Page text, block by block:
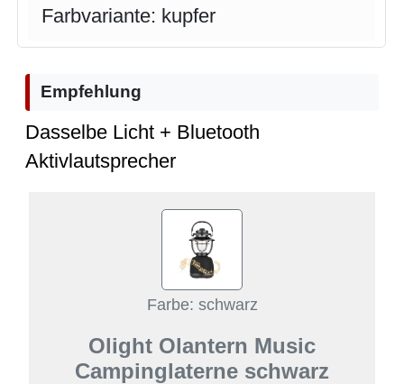
Farbvariante: kupfer
Empfehlung
Dasselbe Licht + Bluetooth
Aktivlautsprecher
Farbe: schwarz
Olight Olantern Music
Campinglaterne schwarz